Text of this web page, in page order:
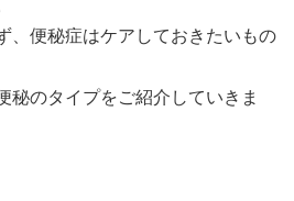
、便秘症はケアしておきたいもの
秘のタイプをご紹介していきま